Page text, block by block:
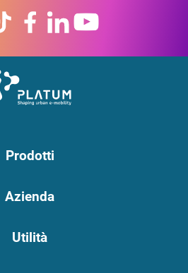
Prodotti
Azienda
Utilità